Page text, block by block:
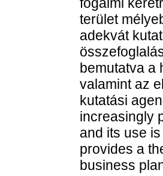
terület
adekvát
bemutatva a
valamint az
kutatási
increasingly
and its use
provides a
business